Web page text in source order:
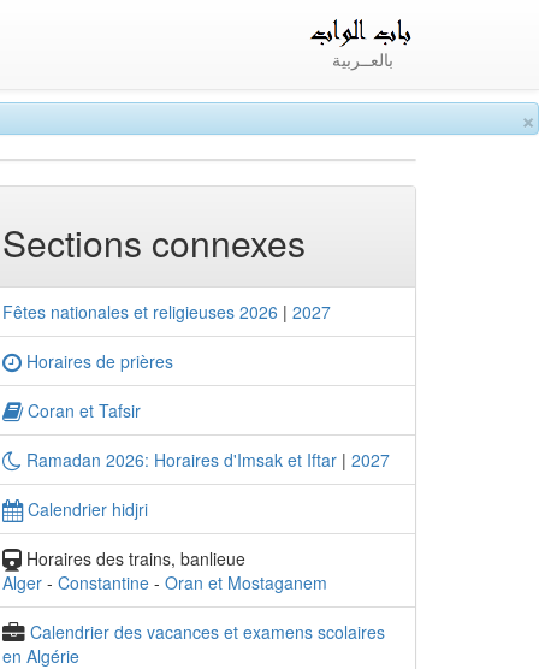
×
بالعــربية
Sections connexes
Fêtes nationales et religieuses 2026 | 2027
Horaires de prières
Coran et Tafsir
Ramadan 2026: Horaires d'Imsak et Iftar | 2027
Calendrier hidjri
Horaires des trains, banlieue
Alger - Constantine - Oran et Mostaganem
Calendrier des vacances et examens scolaires
en Algérie